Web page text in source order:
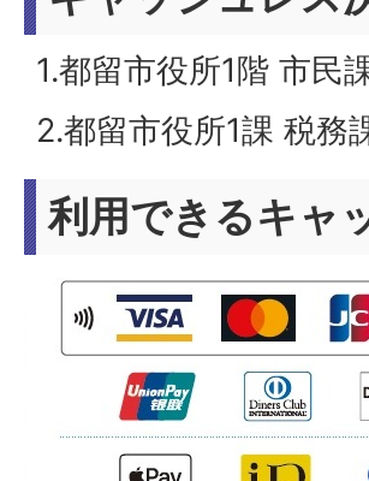
1.都留市役所1階 市民
2.都留市役所1課 税務
利用できるキャ